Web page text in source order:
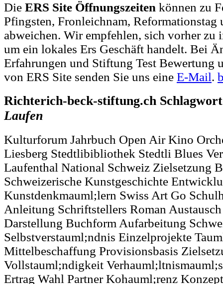
Die ERS Site Öffnungszeiten können zu
Pfingsten, Fronleichnam,
abweichen. Wir empfehlen, sich vorher zu
um ein lokales Ers Geschäft handelt. Bei
Erfahrungen und Stiftung Test Bewertung
von ERS Site senden Sie uns eine E-Mail.
Richterich-beck-stiftung.ch
Laufen
Kulturforum Jahrbuch Open Air Kino
Liesberg Stedtlibibliothek Stedtli Blues
Laufenthal National Schweiz Zielsetzung
Schweizerische Kunstgeschichte
Kunstdenkmauml;lern Swiss Art Go
Anleitung Schriftstellers Roman
Darstellung Buchform Aufarbeitung
Selbstverstauml;ndnis Einzelprojekte
Mittelbeschaffung Provisionsbasis
Vollstauml;ndigkeit
Ertrag Wahl Partner Kohauml;renz